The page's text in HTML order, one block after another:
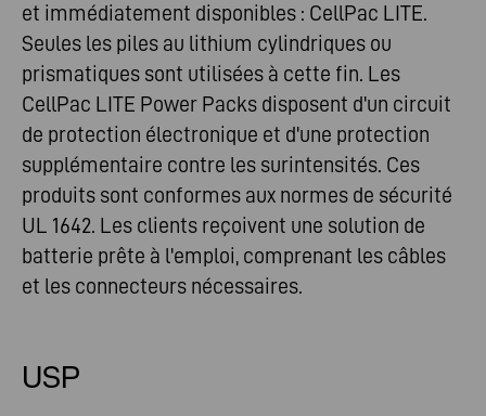
et immédiatement disponibles : CellPac LITE.
Seules les piles au lithium cylindriques ou
prismatiques sont utilisées à cette fin. Les
CellPac LITE Power Packs disposent d'un circuit
de protection électronique et d'une protection
supplémentaire contre les surintensités. Ces
produits sont conformes aux normes de sécurité
UL 1642. Les clients reçoivent une solution de
batterie prête à l'emploi, comprenant les câbles
et les connecteurs nécessaires.
USP